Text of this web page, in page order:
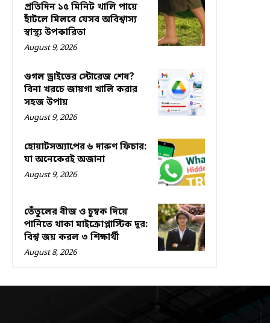
প্রতিদিন ১৫ মিনিট খালি পায়ে
হাঁটলে মিলবে যেসব অবিশ্বাস্য
স্বাস্থ্য উপকারিতা
August 9, 2026
গুগল ড্রাইভের স্টোরেজ শেষ?
বিনা খরচে জায়গা খালি করার
সহজ উপায়
August 9, 2026
হোয়াটসঅ্যাপের ৬ দারুণ ফিচার:
যা অনেকেরই অজানা
August 9, 2026
তেঁতুলের বীজ ও চুম্বক দিয়ে
পানিতে থাকা মাইক্রোপ্লাস্টিক দূর:
বিশ্ব জয় করল ৩ শিক্ষার্থী
August 8, 2026